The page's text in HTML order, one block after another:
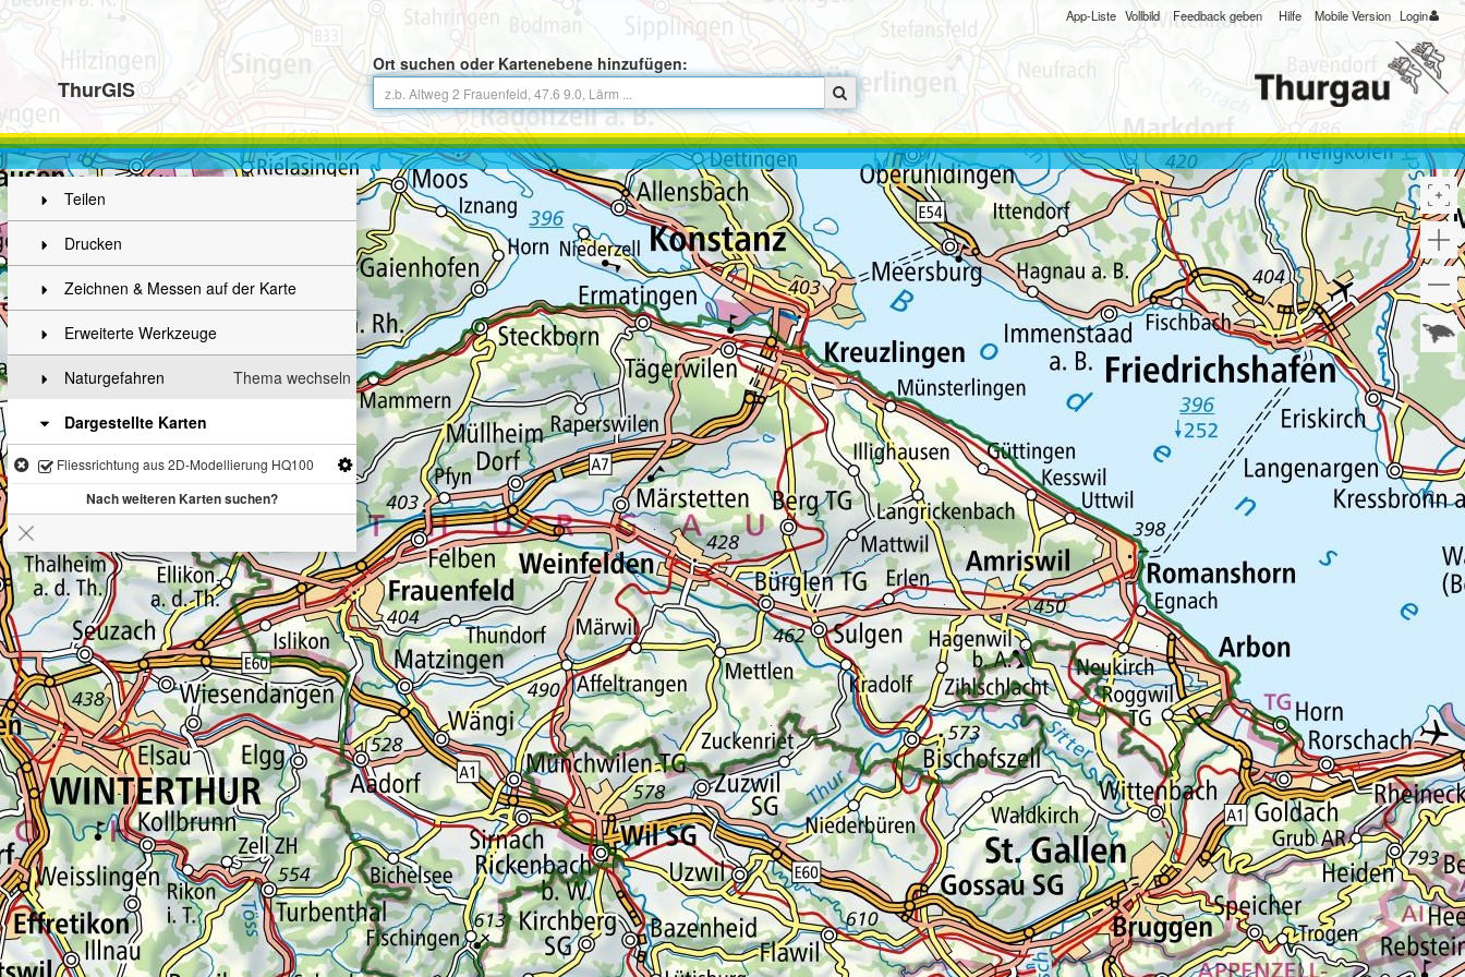
ThurGIS
Ort suchen oder Kartenebene hinzufügen:
App-Liste Vollbild Feedback geben Hilfe Mobile Version Login
Teilen
Drucken
Zeichnen & Messen auf der Karte
Erweiterte Werkzeuge
Thema wechseln
Naturgefahren
Dargestellte Karten
Fliessrichtung aus 2D-Modellierung HQ100
Nach weiteren Karten suchen?